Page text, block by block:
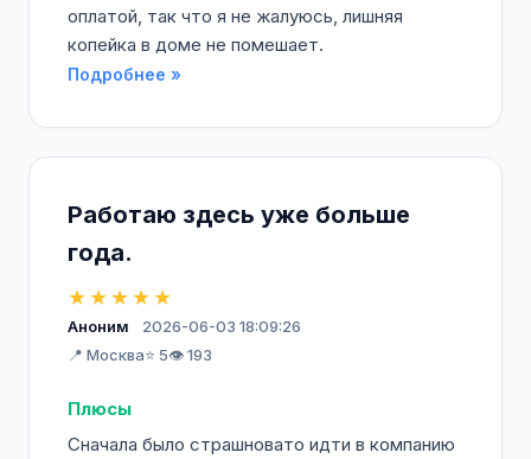
оплатой, так что я не жалуюсь, лишняя
копейка в доме не помешает.
Подробнее »
Работаю здесь уже больше
года.
★★★★★
Аноним
2026-06-03 18:09:26
📍 Москва⭐ 5👁️ 193
Плюсы
Сначала было страшновато идти в компанию